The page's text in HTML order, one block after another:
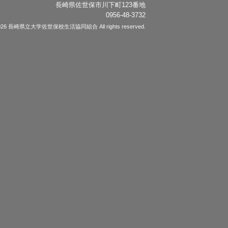
長崎県佐世保市川下町123番地
0956-48-3732
長崎県立大学佐世保校生活協同組合 All rights reserved.